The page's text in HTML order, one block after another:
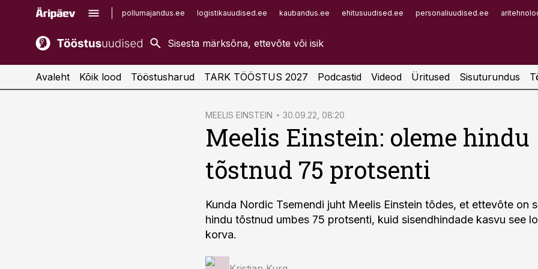
pollumajandus.ee logistikauudised.ee kaubandus.ee ehitusuudised.ee personaliuudised.ee
kaubandus.ee
kinnisvarauudised.ee
imelineajalugu.ee
Infopank
Avaleht Kõik lood Tööstusharud TARK TÖÖSTUS 2027 Podcastid Videod Üritused Sisuturundus
MEELIS EINSTEIN 30.09.22, 08:20
Meelis Einstein: oleme hindu
tõstnud 75 protsenti
Kunda Nordic Tsemendi juht Meelis Einstein tõdes, et ettevõte on
hindu tõstnud umbes 75 protsenti, kuid sisendhindade kasvu see
korva.